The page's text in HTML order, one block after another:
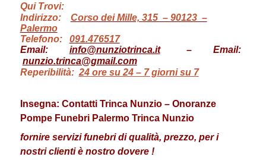
Qui Trovi:
Indirizzo:
Corso dei Mille, 315 – 90123 –
Palermo
Telefono:
091.476517
Email: info@nunziotrinca.it– Email:
nunzio.trinca@gmail.com
Reperibilità: 24 ore su 24 – 7 giorni su 7
Insegna: Contatti Trinca Nunzio – Onoranze
Pompe Funebri Palermo Trinca Nunzio
fornire servizi funebri di qualità, prezzo, per i
nostri clienti è nostro dovere !